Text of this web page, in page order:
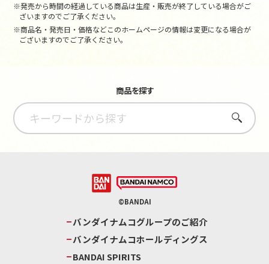
※発売から時間の経過している商品は生産・販売が終了している場合がご
ざいますのでご了承ください。
※商品名・発売日・価格などこのホームページの情報は変更になる場合が
ございますのでご了承ください。
商品を探す
さがす
©BANDAI
バンダイナムコグループのご紹介
バンダイナムコホールディングス
BANDAI SPIRITS